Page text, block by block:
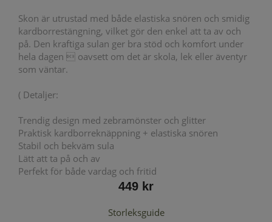
Skon är utrustad med både elastiska snören och smidig
kardborrestängning, vilket gör den enkel att ta av och
på. Den kraftiga sulan ger bra stöd och komfort under
hela dagen  oavsett om det är skola, lek eller äventyr
som väntar.
( Detaljer:
Trendig design med zebramönster och glitter
Praktisk kardborreknäppning + elastiska snören
Stabil och bekväm sula
Lätt att ta på och av
Perfekt för både vardag och fritid
449 kr
Storleksguide